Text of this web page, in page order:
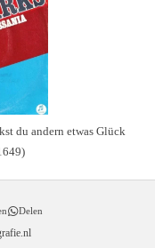
du andern etwas Glück
Delen